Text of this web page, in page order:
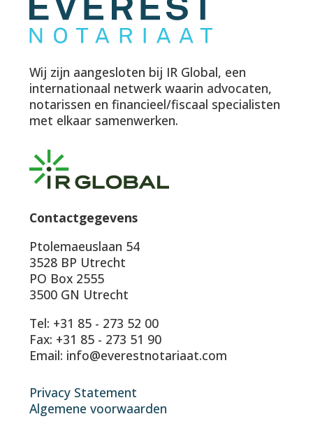
Wij zijn aangesloten bij IR Global, een
internationaal netwerk waarin advocaten,
notarissen en financieel/fiscaal specialisten
met elkaar samenwerken.
Contactgegevens
Ptolemaeuslaan 54
3528 BP Utrecht
PO Box 2555
3500 GN Utrecht
Tel: +31 85 - 273 52 00
Fax: +31 85 - 273 51 90
Email: info@everestnotariaat.com
Privacy Statement
Algemene voorwaarden